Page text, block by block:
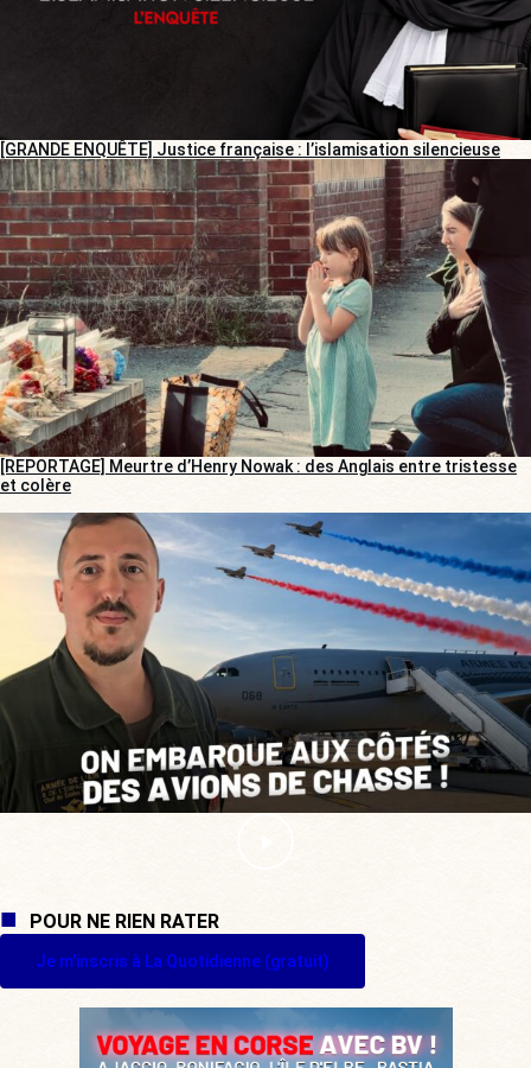
[GRANDE ENQUÊTE] Justice française : l’islamisation silencieuse
[REPORTAGE] Meurtre d’Henry Nowak : des Anglais entre tristesse
et colère
POUR NE RIEN RATER
Je m'inscris à La Quotidienne (gratuit)